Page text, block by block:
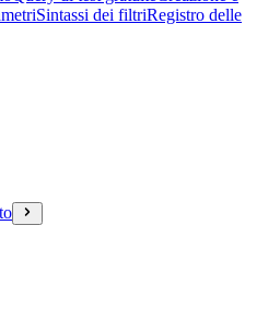
Sintassi dei filtriRegistro delle